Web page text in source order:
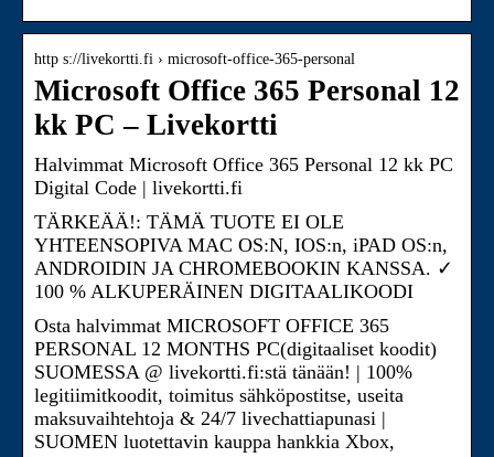
http s://livekortti.fi › microsoft-office-365-personal
Microsoft Office 365 Personal 12
kk PC – Livekortti
Halvimmat Microsoft Office 365 Personal 12 kk PC
Digital Code | livekortti.fi
TÄRKEÄÄ!: TÄMÄ TUOTE EI OLE
YHTEENSOPIVA MAC OS:N, IOS:n, iPAD OS:n,
ANDROIDIN JA CHROMEBOOKIN KANSSA. ✓
100 % ALKUPERÄINEN DIGITAALIKOODI
Osta halvimmat MICROSOFT OFFICE 365
PERSONAL 12 MONTHS PC(digitaaliset koodit)
SUOMESSA @ livekortti.fi:stä tänään! | 100%
legitiimitkoodit, toimitus sähköpostitse, useita
maksuvaihtehtoja & 24/7 livechattiapunasi |
SUOMEN luotettavin kauppa hankkia Xbox,